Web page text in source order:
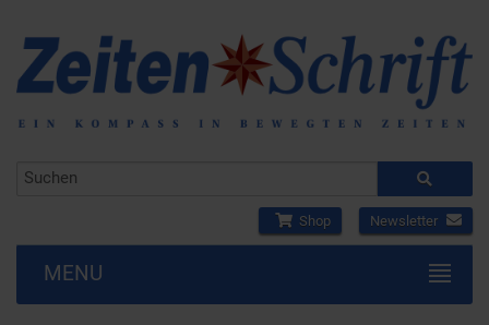
Shop Newsletter
MENU